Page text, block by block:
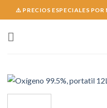
to
⚠️ PRECIOS ESPECIALES